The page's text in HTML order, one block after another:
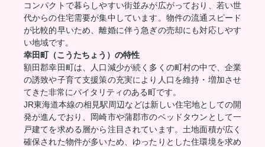
コンパクトで暮らしやすい街並みが広がっており、若い世
代からの住宅需要が集中しています。物件の流通スピード
が比較的早いため、離婚に伴う急ぎの売却にも対応しやす
い地域です。
幸田町（こうたちょう）の特性
額田郡幸田町は、人口減少が続く多くの町村の中で、企業
の誘致や子育て支援策の充実により人口を維持・増加させ
てきた非常にバイタリティのある町です。
JR東海道本線の相見駅周辺などは新しい住宅地としての開
発が進んでおり、岡崎市や蒲郡市のベッドタウンとして一
戸建てを求める層から注目されています。土地面積が広く
確保された物件が多いため、ゆったりとした住環境を求め